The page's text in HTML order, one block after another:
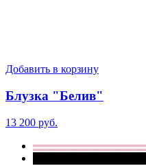
Добавить в корзину
Блузка "Белив"
13 200 руб.